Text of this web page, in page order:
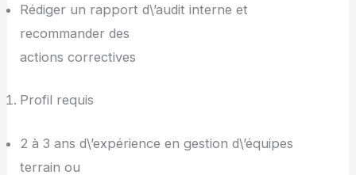
Rédiger un rapport d\’audit interne et
recommander des
actions correctives
Profil requis
2 à 3 ans d\’expérience en gestion d\’équipes
terrain ou